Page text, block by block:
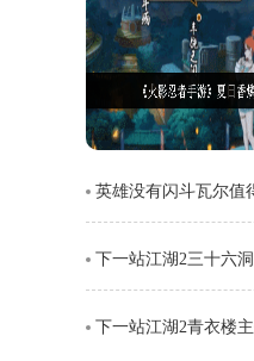
英雄没有闪斗瓦尔值
下一站江湖2三十六
下一站江湖2青衣楼